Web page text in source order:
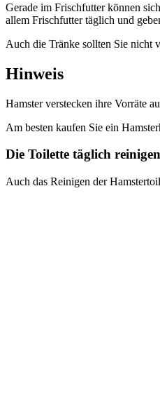
Gerade im Frischfutter können
allem Frischfutter täglich und
Auch die Tränke sollten Sie nicht
Hinweis
Hamster verstecken ihre Vorräte
Am besten kaufen Sie ein
Die Toilette täglich reinigen
Auch das Reinigen der